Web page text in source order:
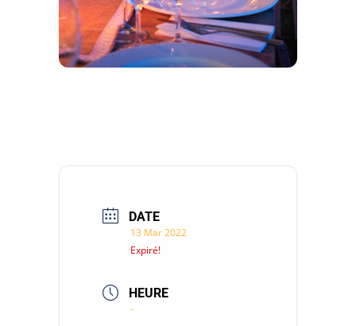
DATE
13 Mar 2022
Expiré!
HEURE
-